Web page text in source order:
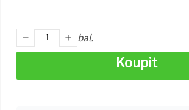
vše
bal.
Koupit